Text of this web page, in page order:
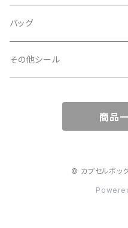
スペース
扇
金
銀
iphoneケース
シール
バッグ
その他シール
商品
© カプセルボッ